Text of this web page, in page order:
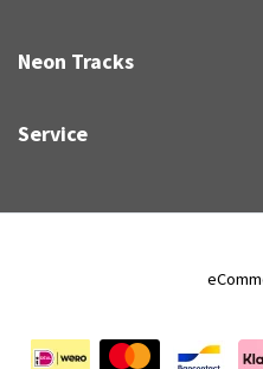
Neon Tracks
Service